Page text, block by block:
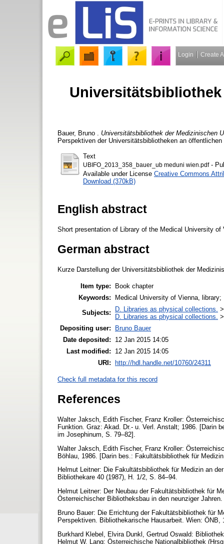
Login Create
Bauer, Bruno
Universitätsbibliothek der Medizinischen
Perspektiven der Universitätsbibliotheken an
Text
UBIFO_2013_358_bauer_ub meduni wien.pdf-
Available under License Creative Commons
Download (370kB)
English abstract
Short presentation of Library of the Medical University of
German abstract
Kurze Darstellung der Universitätsbibliothek der
Item type:
Book chapter
Keywords:
Medical University of Vienna,
Subjects:
D. Libraries as physical collections.
D. Libraries as physical collections.
Depositing user:
Bruno Bauer
Date deposited:
12 Jan 2015 14:05
Last modified:
12 Jan 2015 14:05
URI:
http://hdl.handle.net/10760/24311
Check full metadata for this record
References
Walter Jaksch, Edith Fischer, Franz Kroller:
Funktion. Graz: Akad. Dr.- u. Verl. Anstalt; 1986. [Darin
im Josephinum, S. 79–82].
Walter Jaksch, Edith Fischer, Franz Kroller:
Böhlau, 1986. [Darin bes.: Fakultätsbibliothek für
Helmut Leitner: Die Fakultätsbibliothek für Medizin an
Bibliothekare 40 (1987), H. 1/2, S. 84–94.
Helmut Leitner: Der Neubau der Fakultätsbibliothek für
Österreichischer Bibliotheksbau in den neunziger
Bruno Bauer: Die Errichtung der Fakultätsbibliothek für
Perspektiven. Bibliothekarische Hausarbeit. Wien: ÖNB,
Burkhard Klebel, Elvira Dunkl, Gertrud Oswald:
Helmut W. Lang; Österreichische Nationalbibliothek